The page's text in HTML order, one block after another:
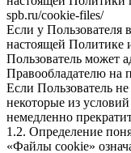
spb.ru/cookie-files/ ‎
Если у Пользователя
настоящей Политике
Пользователь может
Правообладателю на
Если Пользователь
некоторые из
немедленно
1.2. Определение
«Файлы cookie»